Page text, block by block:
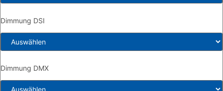
Dimmung DSI
Dimmung DMX